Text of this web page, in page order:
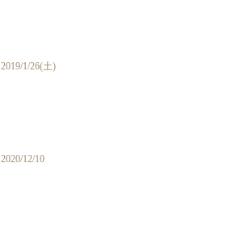
2019/1/26(土)
2020/12/10